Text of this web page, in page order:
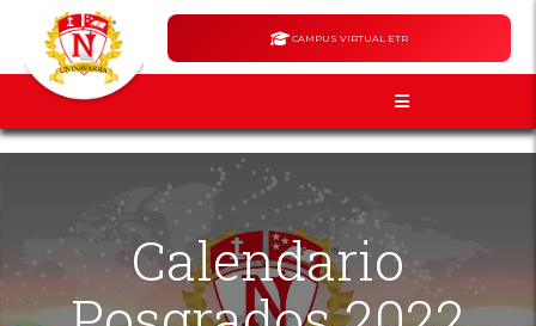
CAMPUS VIRTUAL ETR
Calendario